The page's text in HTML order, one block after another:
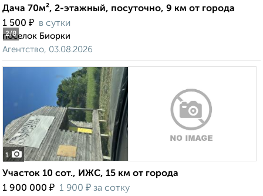
2/8
Дача 70м², 2-этажный, посуточно, 9 км от города
1 500 ₽ в сутки
поселок Биорки
Агентство, 03.08.2026
1
Участок 10 сот., ИЖС, 15 км от города
1 900 000 ₽ 1 900 ₽ за сотку